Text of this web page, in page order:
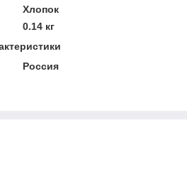
Хлопок
0.14 кг
Россия